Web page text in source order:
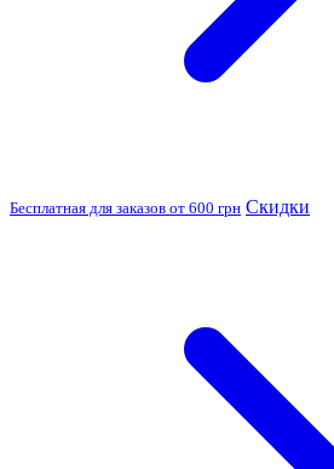
Бесплатная для заказов от 600 грн Скидки